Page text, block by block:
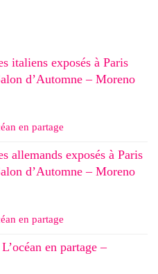
italiens exposés à Paris
d’Automne – Moreno
en partage
allemands exposés à Paris
d’Automne – Moreno
en partage
en partage –